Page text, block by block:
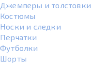
Джемперы и толстовки
Костюмы
Носки и следки
Перчатки
Футболки
Шорты